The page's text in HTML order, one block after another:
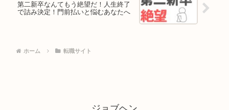
第二新卒なんてもう絶望だ！人生終了
で詰み決定！門前払いと悩むあなたへ
ホーム 転職サイト